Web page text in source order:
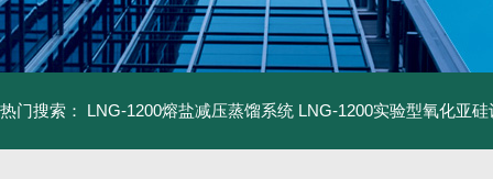
热门搜索： LNG-1200熔盐减压蒸馏系统 LNG-1200实验型氧化亚硅